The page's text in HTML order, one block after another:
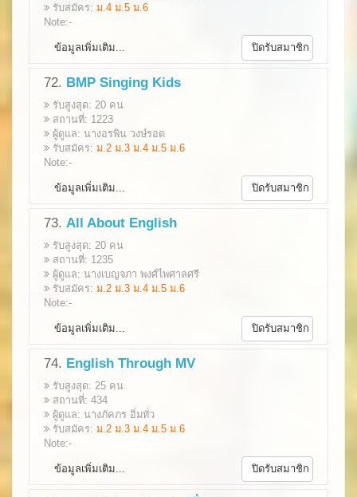
รับสมัคร: ม.4 ม.5 ม.6
Note:-
ข้อมูลเพิ่มเติม... ปิดรับสมาชิก
72. BMP Singing Kids
รับสูงสุด: 20 คน
สถานที่: 1223
ผู้ดูแล: นางอรพิน วงษ์รอด
รับสมัคร: ม.2 ม.3 ม.4 ม.5 ม.6
Note:-
ข้อมูลเพิ่มเติม... ปิดรับสมาชิก
73. All About English
รับสูงสุด: 20 คน
สถานที่: 1235
ผู้ดูแล: นางเบญจภา พงศ์ไพศาลศรี
รับสมัคร: ม.2 ม.3 ม.4 ม.5 ม.6
Note:-
ข้อมูลเพิ่มเติม... ปิดรับสมาชิก
74. English Through MV
รับสูงสุด: 25 คน
สถานที่: 434
ผู้ดูแล: นางภัคภร อิ่มทั่ว
รับสมัคร: ม.2 ม.3 ม.4 ม.5 ม.6
Note:-
ข้อมูลเพิ่มเติม... ปิดรับสมาชิก